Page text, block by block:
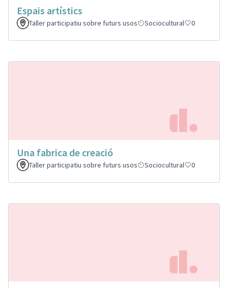
Espais artístics
Taller participatiu sobre futurs usos Sociocultural 0
Una fabrica de creació
Taller participatiu sobre futurs usos Sociocultural 0